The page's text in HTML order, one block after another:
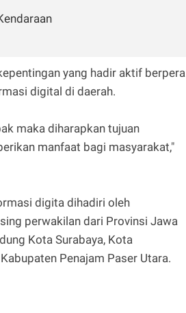
yang hadir aktif
digital di daerah.
maka diharapkan tujuan
manfaat bagi masyarakat,"
digita dihadiri oleh
perwakilan dari Provinsi Jawa
Kota Surabaya, Kota
Penajam Paser Utara.